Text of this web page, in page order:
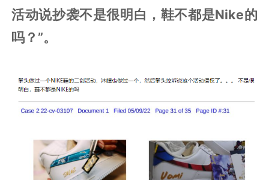
活动说抄袭不是很明白，鞋不都是Nike的
吗？”。